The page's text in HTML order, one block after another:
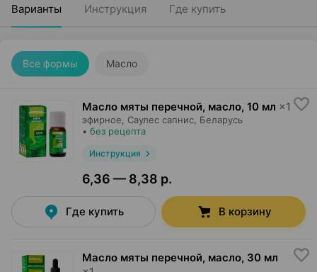
Варианты Инструкция Где купить
Все формы Масло
Масло мяты перечной, масло, 10 мл ×1
эфирное, Саулес сапнис , Беларусь
• без рецепта
Инструкция
6,36 — 8,38 р.
Где купить В корзину
Масло мяты перечной, масло, 30 мл